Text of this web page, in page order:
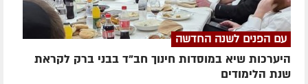
עם הפנים לשנה החדשה
היערכות שיא במוסדות חינוך חב"ד בבני ברק לקראת
שנת הלימודים